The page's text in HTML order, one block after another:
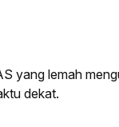
yang lemah
dekat.